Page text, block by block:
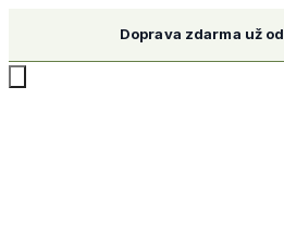
Doprava zdarma už od